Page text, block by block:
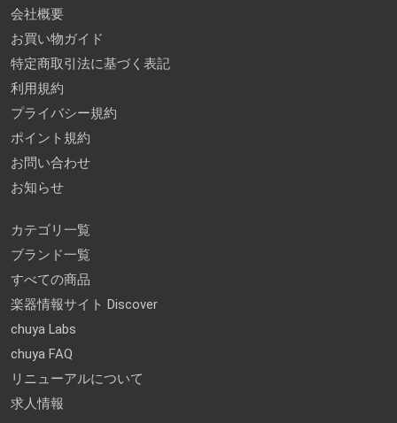
会社概要
お買い物ガイド
特定商取引法に基づく表記
利用規約
プライバシー規約
ポイント規約
お問い合わせ
お知らせ
カテゴリ一覧
ブランド一覧
すべての商品
楽器情報サイト Discover
chuya Labs
chuya FAQ
リニューアルについて
求人情報